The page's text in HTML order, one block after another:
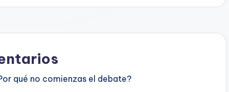
qué no comienzas el debate?